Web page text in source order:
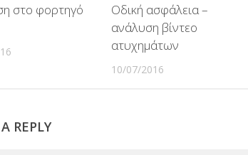
στο φορτηγό
Οδική ασφάλεια –
ανάλυση βίντεο
ατυχημάτων
10/07/2016
REPLY